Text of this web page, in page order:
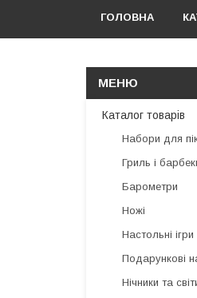
ГОЛОВНА
Каталог товарів
Набори для
Гриль і
Барометри
Ножі
Настольні ігри
Подарункові
Нічники та